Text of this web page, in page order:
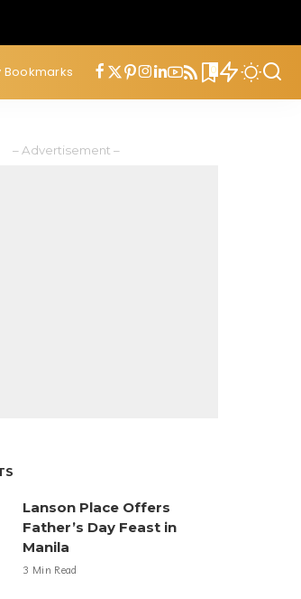
Bookmarks 0
– Advertisement –
Lanson Place Offers
Father’s Day Feast in
Manila
3 Min Read